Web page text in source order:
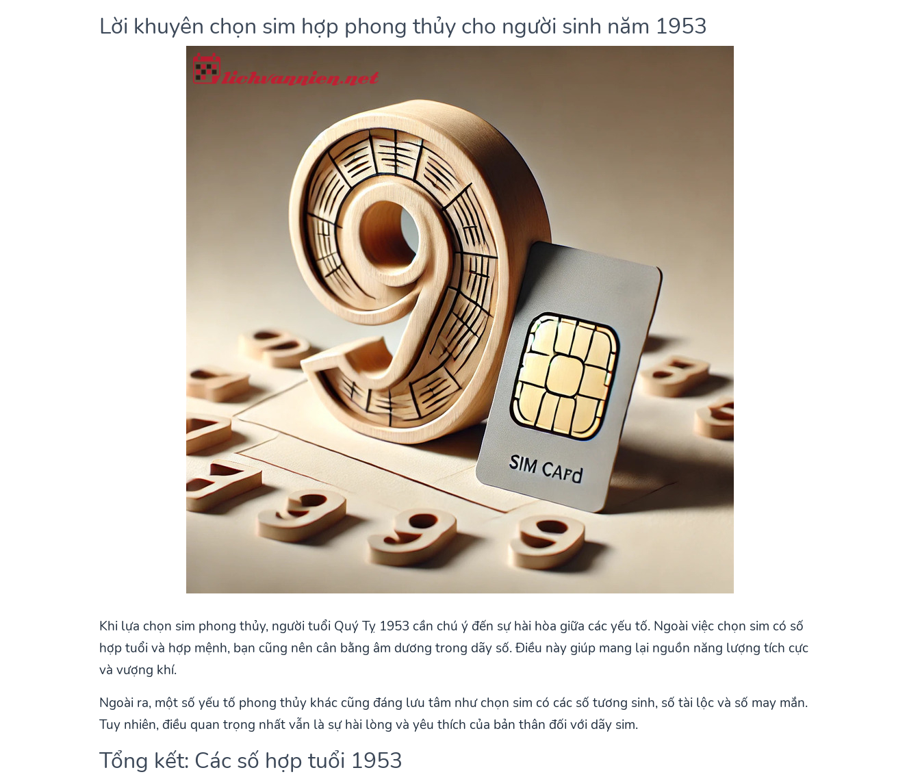
Lời khuyên chọn sim hợp phong thủy cho người sinh năm 1953
Khi lựa chọn sim phong thủy, người tuổi Quý Tỵ 1953 cần chú ý đến sự hài hòa giữa các yếu tố. Ngoài việc chọn sim có số
hợp tuổi và hợp mệnh, bạn cũng nên cân bằng âm dương trong dãy số. Điều này giúp mang lại nguồn năng lượng tích cực
và vượng khí.
Ngoài ra, một số yếu tố phong thủy khác cũng đáng lưu tâm như chọn sim có các số tương sinh, số tài lộc và số may mắn.
Tuy nhiên, điều quan trọng nhất vẫn là sự hài lòng và yêu thích của bản thân đối với dãy sim.
Tổng kết: Các số hợp tuổi 1953